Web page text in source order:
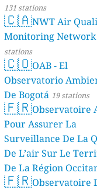
131 stations
🇨🇦NWT Air
Monitoring Network
stations
🇨🇴OAB - El
Observatorio
De Bogotá 19 stations
🇫🇷Observatoire
Pour Assurer La
Surveillance De La
De L’air Sur Le
De La Région
stations
🇫🇷Observatoire